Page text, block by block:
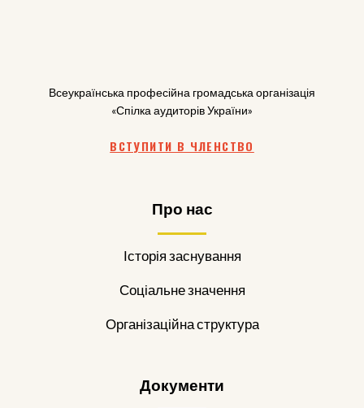
Всеукраїнська професійна громадська організація
«Спілка аудиторів України»
ВСТУПИТИ В ЧЛЕНСТВО
Про нас
Історія заснування
Соціальне значення
Організаційна структура
Документи